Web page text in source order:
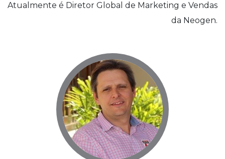
Atualmente é Diretor Global de Marketing e Vendas
da Neogen.